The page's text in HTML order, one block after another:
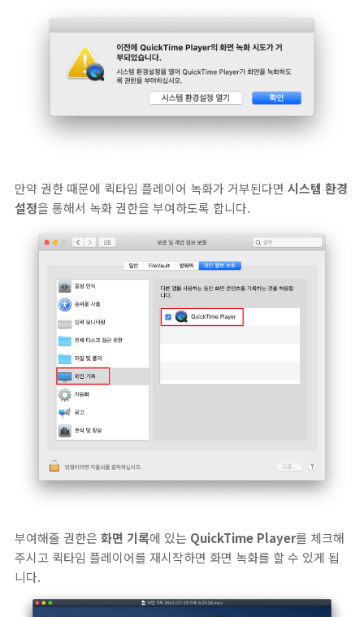
만약 권한 때문에 퀵타임 플레이어 녹화가 거부된다면 시스템 환경
설정을 통해서 녹화 권한을 부여하도록 합니다.
부여해줄 권한은 화면 기록에 있는 QuickTime Player를 체크해
주시고 퀵타임 플레이어를 재시작하면 화면 녹화를 할 수 있게 됩
니다.